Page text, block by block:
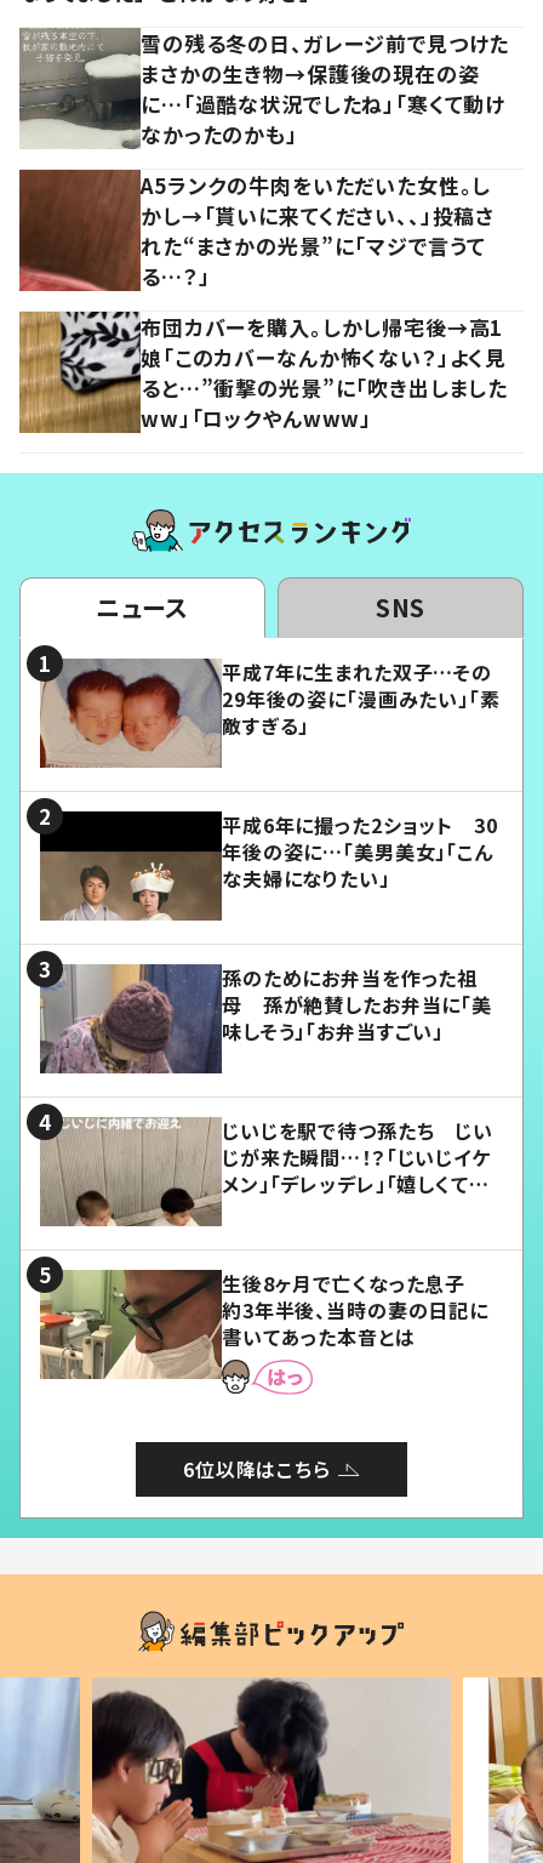
雪の残る冬の日、ガレージ前で見つけた
まさかの生き物→保護後の現在の姿
に…「過酷な状況でしたね」「寒くて動け
なかったのかも」
A5ランクの牛肉をいただいた女性。し
かし→「貰いに来てください、、」投稿さ
れた“まさかの光景”に「マジで言うて
る…？」
布団カバーを購入。しかし帰宅後→高1
娘「このカバーなんか怖くない？」よく見
ると…”衝撃の光景”に「吹き出しました
ww」「ロックやんwww」
ニュース SNS
平成7年に生まれた双子…その
29年後の姿に「漫画みたい」「素
敵すぎる」
平成6年に撮った2ショット 30
年後の姿に…「美男美女」「こん
な夫婦になりたい」
孫のためにお弁当を作った祖
母 孫が絶賛したお弁当に「美
味しそう」「お弁当すごい」
じいじを駅で待つ孫たち じい
じが来た瞬間…！？「じいじイケ
メン」「デレッデレ」「嬉しくて可
生後8ヶ月で亡くなった息子
約3年半後、当時の妻の日記に
書いてあった本音とは
6位以降はこちら